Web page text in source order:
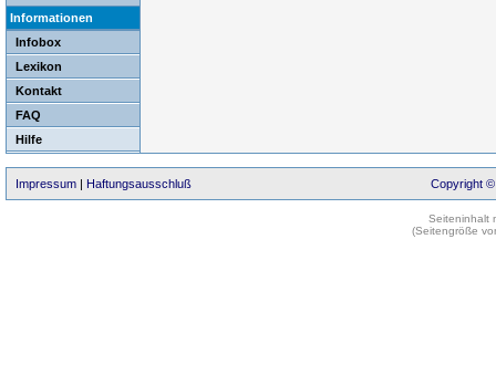
Informationen
Infobox
Lexikon
Kontakt
FAQ
Hilfe
Impressum | Haftungsausschluß Copyright ©
Seiteninhalt
(Seitengröße